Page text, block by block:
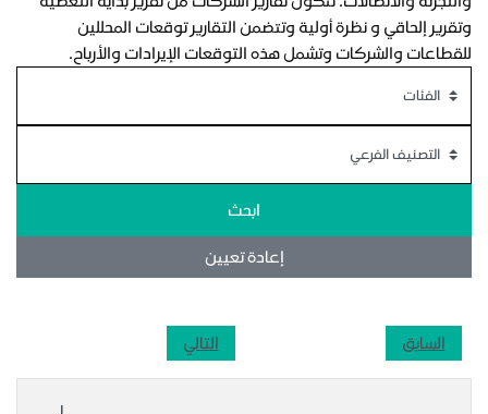
وتقرير إلحاقي و نظرة أولية وتتضمن التقارير توقعات المحللين
للقطاعات والشركات وتشمل هذه التوقعات الإيرادات والأرباح.
ابحث
إعادة تعيين
السابق التالي